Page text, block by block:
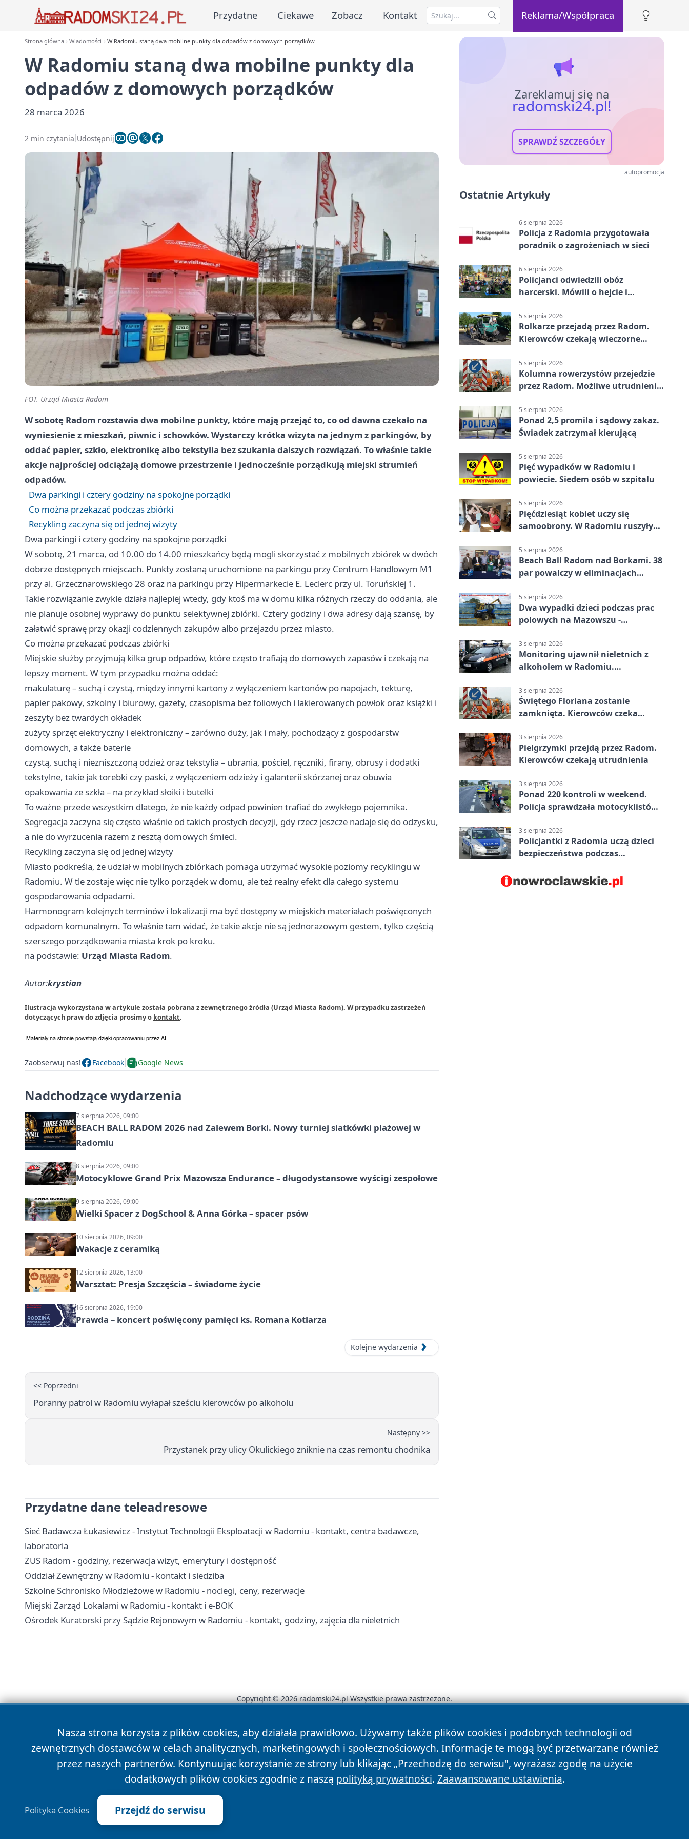
Przydatne Ciekawe Zobacz Kontakt Reklama/Współpraca
Strona główna Wiadomości W Radomiu staną dwa mobilne punkty dla odpadów z domowych porządków
W Radomiu staną dwa mobilne punkty dla
odpadów z domowych porządków
28 marca 2026
2 min czytania Udostępnij
FOT. Urząd Miasta Radom
W sobotę Radom rozstawia dwa mobilne punkty, które mają przejąć to, co od dawna czekało na
wyniesienie z mieszkań, piwnic i schowków. Wystarczy krótka wizyta na jednym z parkingów, by
oddać papier, szkło, elektronikę albo tekstylia bez szukania dalszych rozwiązań. To właśnie takie
akcje najprościej odciążają domowe przestrzenie i jednocześnie porządkują miejski strumień
odpadów.
Dwa parkingi i cztery godziny na spokojne porządki
Co można przekazać podczas zbiórki
Recykling zaczyna się od jednej wizyty
Dwa parkingi i cztery godziny na spokojne porządki
W sobotę, 21 marca, od 10.00 do 14.00 mieszkańcy będą mogli skorzystać z mobilnych zbiórek w dwóch
dobrze dostępnych miejscach. Punkty zostaną uruchomione na parkingu przy Centrum Handlowym M1
przy al. Grzecznarowskiego 28 oraz na parkingu przy Hipermarkecie E. Leclerc przy ul. Toruńskiej 1.
Takie rozwiązanie zwykle działa najlepiej wtedy, gdy ktoś ma w domu kilka różnych rzeczy do oddania, ale
nie planuje osobnej wyprawy do punktu selektywnej zbiórki. Cztery godziny i dwa adresy dają szansę, by
załatwić sprawę przy okazji codziennych zakupów albo przejazdu przez miasto.
Co można przekazać podczas zbiórki
Miejskie służby przyjmują kilka grup odpadów, które często trafiają do domowych zapasów i czekają na
lepszy moment. W tym przypadku można oddać:
makulaturę – suchą i czystą, między innymi kartony z wyłączeniem kartonów po napojach, tekturę,
papier pakowy, szkolny i biurowy, gazety, czasopisma bez foliowych i lakierowanych powłok oraz książki i
zeszyty bez twardych okładek
zużyty sprzęt elektryczny i elektroniczny – zarówno duży, jak i mały, pochodzący z gospodarstw
domowych, a także baterie
czystą, suchą i niezniszczoną odzież oraz tekstylia – ubrania, pościel, ręczniki, firany, obrusy i dodatki
tekstylne, takie jak torebki czy paski, z wyłączeniem odzieży i galanterii skórzanej oraz obuwia
opakowania ze szkła – na przykład słoiki i butelki
To ważne przede wszystkim dlatego, że nie każdy odpad powinien trafiać do zwykłego pojemnika.
Segregacja zaczyna się często właśnie od takich prostych decyzji, gdy rzecz jeszcze nadaje się do odzysku,
a nie do wyrzucenia razem z resztą domowych śmieci.
Recykling zaczyna się od jednej wizyty
Miasto podkreśla, że udział w mobilnych zbiórkach pomaga utrzymać wysokie poziomy recyklingu w
Radomiu. W tle zostaje więc nie tylko porządek w domu, ale też realny efekt dla całego systemu
gospodarowania odpadami.
Harmonogram kolejnych terminów i lokalizacji ma być dostępny w miejskich materiałach poświęconych
odpadom komunalnym. To właśnie tam widać, że takie akcje nie są jednorazowym gestem, tylko częścią
szerszego porządkowania miasta krok po kroku.
na podstawie: Urząd Miasta Radom.
Autor:krystian
Ilustracja wykorzystana w artykule została pobrana z zewnętrznego źródła (Urząd Miasta Radom). W przypadku zastrzeżeń
dotyczących praw do zdjęcia prosimy o kontakt.
Zaobserwuj nas! Facebook Google News
Nadchodzące wydarzenia
7 sierpnia 2026, 09:00
BEACH BALL RADOM 2026 nad Zalewem Borki. Nowy turniej siatkówki plażowej w
Radomiu
8 sierpnia 2026, 09:00
Motocyklowe Grand Prix Mazowsza Endurance – długodystansowe wyścigi zespołowe
9 sierpnia 2026, 09:00
Wielki Spacer z DogSchool & Anna Górka – spacer psów
10 sierpnia 2026, 09:00
Wakacje z ceramiką
12 sierpnia 2026, 13:00
Warsztat: Presja Szczęścia – świadome życie
16 sierpnia 2026, 19:00
Prawda – koncert poświęcony pamięci ks. Romana Kotlarza
Kolejne wydarzenia
<< Poprzedni
Poranny patrol w Radomiu wyłapał sześciu kierowców po alkoholu
Następny >>
Przystanek przy ulicy Okulickiego zniknie na czas remontu chodnika
Przydatne dane teleadresowe
Sieć Badawcza Łukasiewicz - Instytut Technologii Eksploatacji w Radomiu - kontakt, centra badawcze,
laboratoria
ZUS Radom - godziny, rezerwacja wizyt, emerytury i dostępność
Oddział Zewnętrzny w Radomiu - kontakt i siedziba
Szkolne Schronisko Młodzieżowe w Radomiu - noclegi, ceny, rezerwacje
Miejski Zarząd Lokalami w Radomiu - kontakt i e-BOK
Ośrodek Kuratorski przy Sądzie Rejonowym w Radomiu - kontakt, godziny, zajęcia dla nieletnich
Zareklamuj się na
radomski24.pl!
SPRAWDŹ SZCZEGÓŁY
autopromocja
Ostatnie Artykuły
6 sierpnia 2026
Policja z Radomia przygotowała
poradnik o zagrożeniach w sieci
6 sierpnia 2026
Policjanci odwiedzili obóz
harcerski. Mówili o hejcie i
5 sierpnia 2026
Rolkarze przejadą przez Radom.
Kierowców czekają wieczorne
5 sierpnia 2026
Kolumna rowerzystów przejedzie
przez Radom. Możliwe utrudnienia
5 sierpnia 2026
Ponad 2,5 promila i sądowy zakaz.
Świadek zatrzymał kierującą
5 sierpnia 2026
Pięć wypadków w Radomiu i
powiecie. Siedem osób w szpitalu
5 sierpnia 2026
Pięćdziesiąt kobiet uczy się
samoobrony. W Radomiu ruszyły
5 sierpnia 2026
Beach Ball Radom nad Borkami. 38
par powalczy w eliminacjach
5 sierpnia 2026
Dwa wypadki dzieci podczas prac
polowych na Mazowszu -
3 sierpnia 2026
Monitoring ujawnił nieletnich z
alkoholem w Radomiu.
3 sierpnia 2026
Świętego Floriana zostanie
zamknięta. Kierowców czeka
3 sierpnia 2026
Pielgrzymki przejdą przez Radom.
Kierowców czekają utrudnienia
3 sierpnia 2026
Ponad 220 kontroli w weekend.
Policja sprawdzała motocyklistów
3 sierpnia 2026
Policjantki z Radomia uczą dzieci
bezpieczeństwa podczas
Nasza strona korzysta z plików cookies, aby działała prawidłowo. Używamy także plików cookies i podobnych technologii od
zewnętrznych dostawców w celach analitycznych, marketingowych i społecznościowych. Informacje te mogą być przetwarzane również
przez naszych partnerów. Kontynuując korzystanie ze strony lub klikając „Przechodzę do serwisu", wyrażasz zgodę na użycie
dodatkowych plików cookies zgodnie z naszą polityką prywatności. Zaawansowane ustawienia.
Polityka Cookies Przejdź do serwisu
Copyright © 2026 radomski24.pl Wszystkie prawa zastrzeżone.
News Autorzy Polityka Prywatności Polityka Cookies